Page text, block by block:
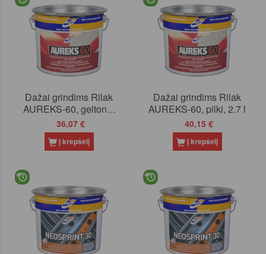
Dažai grindims Rilak
AUREKS-60, geltonai
rudi, 2.7 l
36,07 €
Į krepšelį
Dažai grindims Rilak
AUREKS-60, pilki, 2.7 l
40,15 €
Į krepšelį